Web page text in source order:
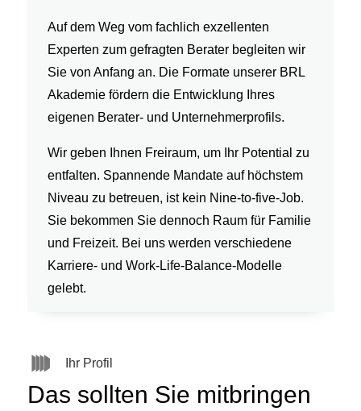
Auf dem Weg vom fachlich exzellenten
Experten zum gefragten Berater begleiten wir
Sie von Anfang an. Die Formate unserer BRL
Akademie fördern die Entwicklung Ihres
eigenen Berater- und Unternehmerprofils.
Wir geben Ihnen Freiraum, um Ihr Potential zu
entfalten. Spannende Mandate auf höchstem
Niveau zu betreuen, ist kein Nine-to-five-Job.
Sie bekommen Sie dennoch Raum für Familie
und Freizeit. Bei uns werden verschiedene
Karriere- und Work-Life-Balance-Modelle
gelebt.
Ihr Profil
Das sollten Sie mitbringen